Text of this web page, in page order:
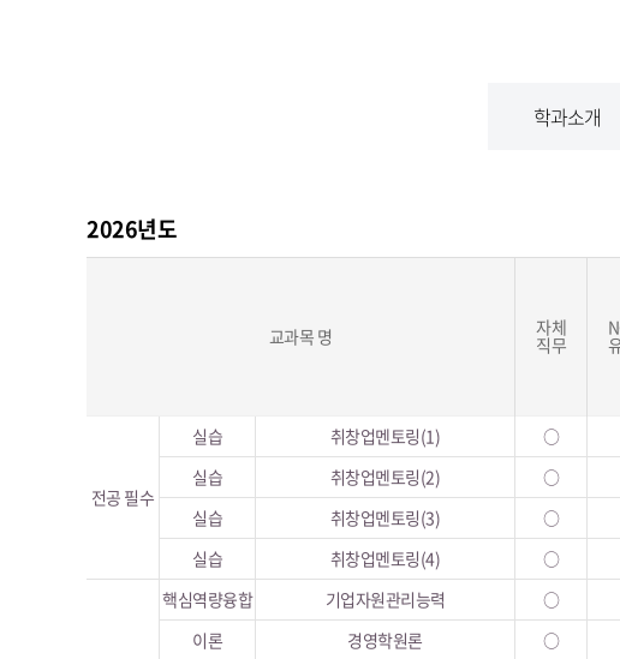
학과소개
2026년도
교과목 명 자체
직무
전공 필수
실습 취창업멘토링(1) ○
실습
취창업멘토링(2) ○
실습
취창업멘토링(3) ○
실습
취창업멘토링(4) ○
핵심역량융합 기업자원관리능력 ○
이론
경영학원론 ○